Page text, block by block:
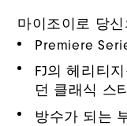
마이조이로 당
Premiere
FJ의 헤리티
던 클래식 스
방수가 되는